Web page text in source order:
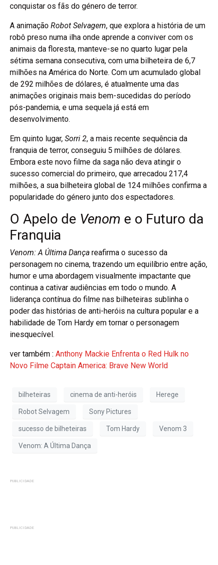
conquistar os fãs do género de terror.
A animação Robot Selvagem, que explora a história de um
robô preso numa ilha onde aprende a conviver com os
animais da floresta, manteve-se no quarto lugar pela
sétima semana consecutiva, com uma bilheteira de 6,7
milhões na América do Norte. Com um acumulado global
de 292 milhões de dólares, é atualmente uma das
animações originais mais bem-sucedidas do período
pós-pandemia, e uma sequela já está em
desenvolvimento.
Em quinto lugar, Sorri 2, a mais recente sequência da
franquia de terror, conseguiu 5 milhões de dólares.
Embora este novo filme da saga não deva atingir o
sucesso comercial do primeiro, que arrecadou 217,4
milhões, a sua bilheteira global de 124 milhões confirma a
popularidade do género junto dos espectadores.
O Apelo de Venom e o Futuro da
Franquia
Venom: A Última Dança reafirma o sucesso da
personagem no cinema, trazendo um equilíbrio entre ação,
humor e uma abordagem visualmente impactante que
continua a cativar audiências em todo o mundo. A
liderança contínua do filme nas bilheteiras sublinha o
poder das histórias de anti-heróis na cultura popular e a
habilidade de Tom Hardy em tornar o personagem
inesquecível.
ver também : Anthony Mackie Enfrenta o Red Hulk no
Novo Filme Captain America: Brave New World
bilheteiras cinema de anti-heróis Herege
Robot Selvagem Sony Pictures
sucesso de bilheteiras Tom Hardy Venom 3
Venom: A Última Dança
PUBLICIDADE
PUBLICIDADE